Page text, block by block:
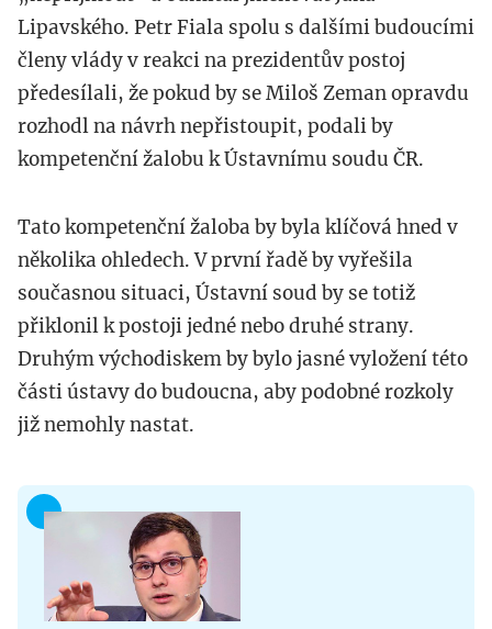
Lipavského. Petr Fiala spolu s dalšími budoucími
členy vlády v reakci na prezidentův postoj
předesílali, že pokud by se Miloš Zeman opravdu
rozhodl na návrh nepřistoupit, podali by
kompetenční žalobu k Ústavnímu soudu ČR.
Tato kompetenční žaloba by byla klíčová hned v
několika ohledech. V první řadě by vyřešila
současnou situaci, Ústavní soud by se totiž
přiklonil k postoji jedné nebo druhé strany.
Druhým východiskem by bylo jasné vyložení této
části ústavy do budoucna, aby podobné rozkoly
již nemohly nastat.